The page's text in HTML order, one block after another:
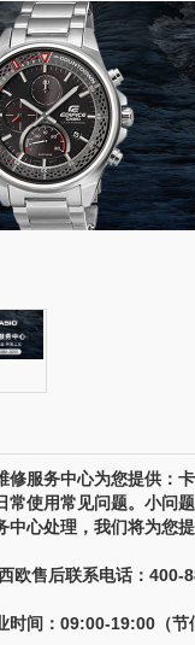
务中心为您提供：卡
常使用常见问题。小问
中心处理，我们将为您
售后联系电话：400-
间：09:00-19:00（节